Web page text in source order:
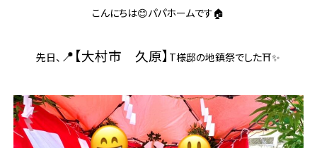
こんにちは😊パパホームです🏠
先日、 📍【大村市 久原】 T様邸の地鎮祭でした⛩✨